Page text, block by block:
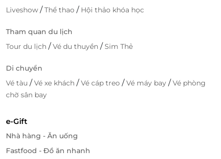
Liveshow /Thể thao / Hội thảo khóa học
Tham quan du lịch
Tour du lịch /Vé du thuyền /Sim Thẻ
Di chuyển
Vé tàu /Vé xe khách /Vé cáp treo /Vé máy bay /Vé phòng
chờ sân bay
e-Gift
Nhà hàng - Ăn uống
Fastfood - Đồ ăn nhanh